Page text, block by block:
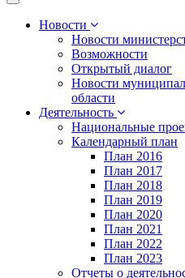
Toggle
navigationНовости
Новости
Возможности
Открытый диалог
Новости
области
Деятельность
Национальные
Календарный план
План 2016
План 2017
План 2018
План 2019
План 2020
План 2021
План 2022
План 2023
Отчеты о